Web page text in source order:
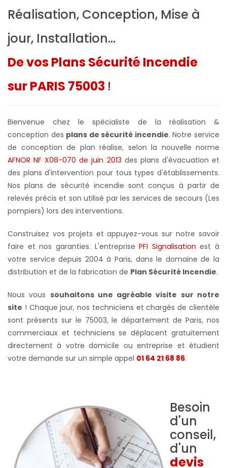
Réalisation, Conception, Mise à
jour, Installation...
De vos Plans Sécurité Incendie
sur PARIS 75003 !
Bienvenue chez le spécialiste de la réalisation &
conception des plans de sécurité incendie. Notre service
de conception de plan réalise, selon la nouvelle norme
AFNOR NF X08-070 de juin 2013 des plans d'évacuation et
des plans d'intervention pour tous types d'établissements.
Nos plans de sécurité incendie sont conçus à partir de
relevés précis et son utilisé par les services de secours (Les
pompiers) lors des interventions.
Construisez vos projets et appuyez-vous sur notre savoir
faire et nos garanties. L'entreprisePFI Signalisation est à
votre service depuis 2004 à Paris, dans le domaine de la
distribution et de la fabrication de Plan Sécurité Incendie.
Nous vous souhaitons une agréable visite sur notre
site ! Chaque jour, nos techniciens et chargés de clientèle
sont présents sur le 75003, le département de Paris, nos
commerciaux et techniciens se déplacent gratuitement
directement à votre domicile ou entreprise et étudient
votre demande sur un simple appel 01 64 21 68 86.
Besoin
d'un
conseil,
d'un
devis